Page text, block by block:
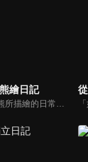
繪日記
無尾熊所描繪的日常，是如此溫柔而溫暖。或許是因失敗而沮喪，或許是因事情順利而歡喜，雖然每一件發生的事情都微不足道。但無論是成功的一天、不順利的一天，特別的紀念日，還是平凡無奇的日常，每一天都值得珍惜。今天是美好的一天，明天也會是美好的一天。在社群媒體上大受歡迎的《無尾熊繪日記》終於確定改編為網路動畫！